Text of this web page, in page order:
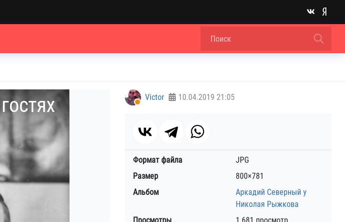
Victor 10.04.2019 21:05
Формат файла
JPG
Размер
800×781
Альбом
Аркадий Северный у
Николая Рыжкова